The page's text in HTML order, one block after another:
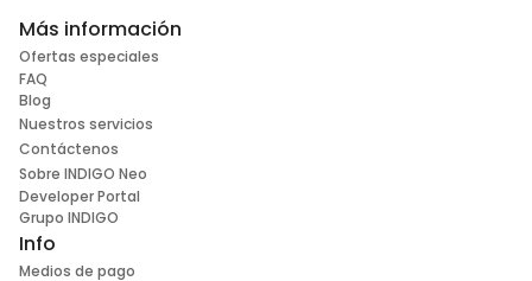
Más información
Ofertas especiales
FAQ
Blog
Nuestros servicios
Contáctenos
Sobre INDIGO Neo
Developer Portal
Grupo INDIGO
Info
Medios de pago